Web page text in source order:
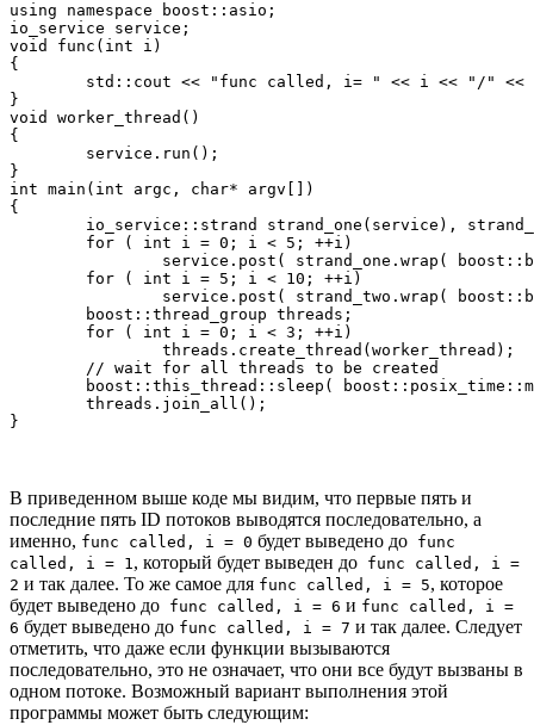
using namespace boost::asio;
io_service service;
void func(int i)
{
}
void worker_thread()
{
}
int main(int argc, char* argv[])
{
В приведенном выше коде мы видим, что первые пять и
последние пять ID потоков выводятся последовательно, а
именно, func called, i = 0 будет выведено до func
called, i = 1, который будет выведен до func called, i =
2 и так далее. То же самое для func called, i = 5, которое
будет выведено до func called, i = 6 и func called, i =
6 будет выведено до func called, i = 7 и так далее. Следует
отметить, что даже если функции вызываются
последовательно, это не означает, что они все будут вызваны в
одном потоке. Возможный вариант выполнения этой
программы может быть следующим: